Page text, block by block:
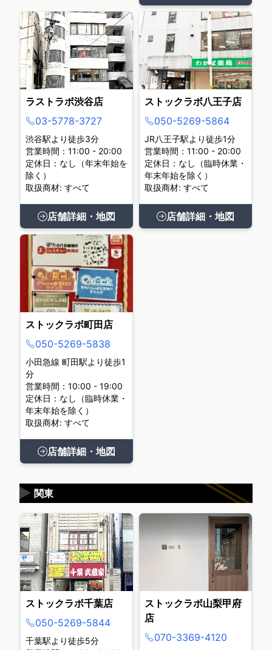
ラストラボ渋谷店
03-5778-3727
渋谷駅より徒歩3分
営業時間：11:00 - 20:00
定休日：なし（年末年始を
除く）
取扱商材: すべて
店舗詳細・地図
ストックラボ八王子店
050-5269-5864
JR八王子駅より徒歩1分
営業時間：11:00 - 20:00
定休日：なし（臨時休業・
年末年始を除く）
取扱商材: すべて
店舗詳細・地図
ストックラボ町田店
050-5269-5838
小田急線 町田駅より徒歩1
分
営業時間：10:00 - 19:00
定休日：なし（臨時休業・
年末年始を除く）
取扱商材: すべて
店舗詳細・地図
関東
▶
ストックラボ千葉店
050-5269-5844
千葉駅より徒歩5分
ストックラボ山梨甲府
店
070-3369-4120